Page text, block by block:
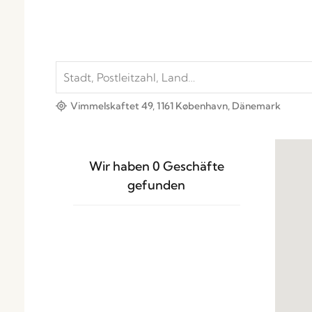
Vimmelskaftet 49, 1161 København, Dänemark
Wir haben 0 Geschäfte
gefunden